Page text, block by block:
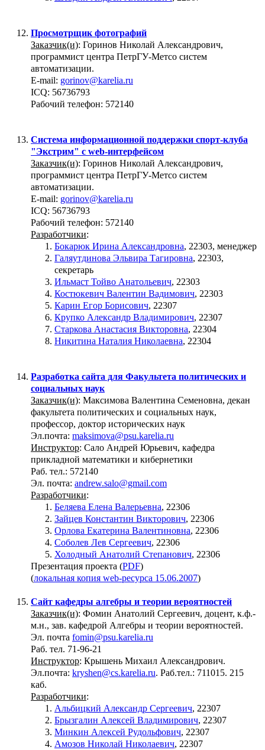
Просмотрщик фотографий
Заказчик(и): Горинов Николай Александрович,
программист центра ПетрГУ-Метсо систем
автоматизации.
E-mail: gorinov@karelia.ru
ICQ: 56736793
Рабочий телефон: 572140
Система информационной поддержки спорт-клуба
"Экстрим" с web-интерфейсом
Заказчик(и): Горинов Николай Александрович,
программист центра ПетрГУ-Метсо систем
автоматизации.
E-mail: gorinov@karelia.ru
ICQ: 56736793
Рабочий телефон: 572140
Разработчики:
Бокарюк Ирина Александровна, 22303, менеджер
Галяутдинова Эльвира Тагировна, 22303,
секретарь
Ильмаст Тойво Анатольевич, 22303
Костюкевич Валентин Вадимович, 22303
Карин Егор Борисович, 22307
Крупко Александр Владимирович, 22307
Старкова Анастасия Викторовна, 22304
Никитина Наталия Николаевна, 22304
Разработка сайта для Факультета политических и
социальных наук
Заказчик(и): Максимова Валентина Семеновна, декан
факультета политических и социальных наук,
профессор, доктор исторических наук
Эл.почта: maksimova@psu.karelia.ru
Инструктор: Сало Андрей Юрьевич, кафедра
прикладной математики и кибернетики
Раб. тел.: 572140
Эл. почта: andrew.salo@gmail.com
Разработчики:
Беляева Елена Валерьевна, 22306
Зайцев Константин Викторович, 22306
Орлова Екатерина Валентиновна, 22306
Соболев Лев Сергеевич, 22306
Холодный Анатолий Степанович, 22306
Презентация проекта (PDF)
(локальная копия web-ресурса 15.06.2007)
Сайт кафедры алгебры и теории вероятностей
Заказчик(и): Фомин Анатолий Сергеевич, доцент, к.ф.-
м.н., зав. кафедрой Алгебры и теории вероятностей.
Эл. почта fomin@psu.karelia.ru
Раб. тел. 71-96-21
Инструктор: Крышень Михаил Александрович.
Эл.почта: kryshen@cs.karelia.ru. Раб.тел.: 711015. 215
каб.
Разработчики:
Альбицкий Александр Сергеевич, 22307
Брызгалин Алексей Владимирович, 22307
Минкин Алексей Рудольфович, 22307
Амозов Николай Николаевич, 22307